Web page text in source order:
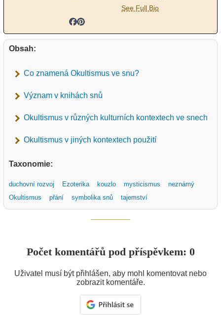
See Full Bio
Obsah:
Co znamená Okultismus ve snu?
Význam v knihách snů
Okultismus v různých kulturních kontextech ve snech
Okultismus v jiných kontextech použití
Taxonomie:
duchovní rozvoj Ezoterika kouzlo mysticismus
neznámý
Okultismus
přání symbolika snů tajemství
Počet komentářů pod příspěvkem: 0
Uživatel musí být přihlášen, aby mohl komentovat nebo
zobrazit komentáře.